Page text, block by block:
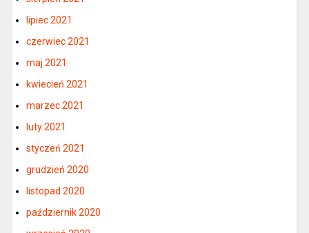
lipiec 2021
czerwiec 2021
maj 2021
kwiecień 2021
marzec 2021
luty 2021
styczeń 2021
grudzień 2020
listopad 2020
październik 2020